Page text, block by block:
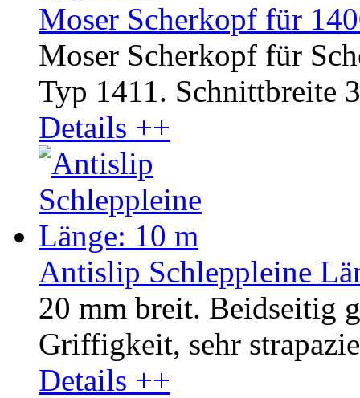
Moser Scherkopf für
Moser Scherkopf für
Typ 1411. Schnittbreite
Details ++
Antislip Schleppleine
20 mm breit. Beidseitig
Griffigkeit, sehr
Details ++